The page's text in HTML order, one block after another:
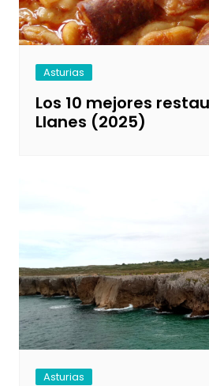
Asturias
Los 10 mejores
Llanes (2025)
Asturias